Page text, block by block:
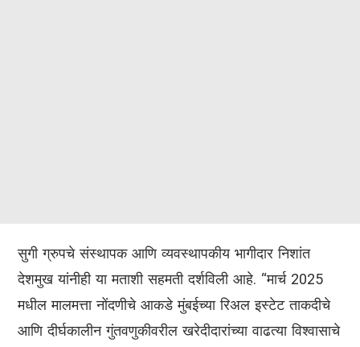
सुगी ग्रुपचे संस्थापक आणि व्यवस्थापकीय भागीदार निशांत
देशमुख यांनीही या मताशी सहमती दर्शविली आहे. “मार्च 2025
मधील मालमत्ता नोंदणीचे आकडे मुंबईच्या रिअल इस्टेट ताकदीचे
आणि दीर्घकालीन गुंतवणुकीवरील खरेदीदारांच्या वाढत्या विश्वासाचे